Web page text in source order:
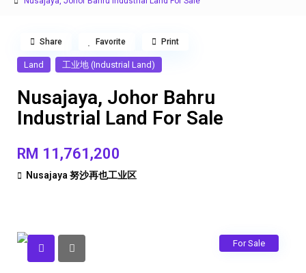
Land 工业地 (Industrial Land)
Nusajaya, Johor Bahru
Industrial Land For Sale
RM 11,761,200
Nusajaya 努沙再也工业区
Share Favorite Print
For Sale